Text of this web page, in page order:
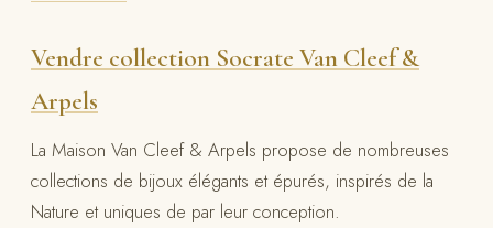
Vendre collection Socrate Van Cleef &
Arpels
La Maison Van Cleef & Arpels propose de nombreuses
collections de bijoux élégants et épurés, inspirés de la
Nature et uniques de par leur conception.